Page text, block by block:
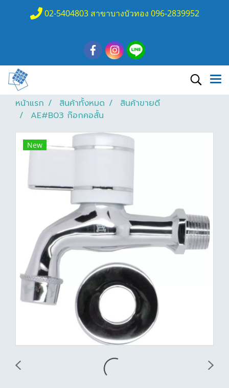
02-5404803 สาขาบางบัวทอง 096-2839952
หน้าแรก สินค้าทั้งหมด
สินค้าขายดี
AE#B03 ก๊อกคอสั้น
New